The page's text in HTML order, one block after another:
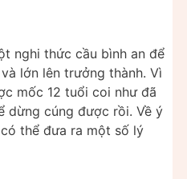
nghi thức cầu bình an để
lớn lên trưởng thành. Vì
mốc 12 tuổi coi như đã
dừng cúng được rồi. Về ý
thể đưa ra một số lý